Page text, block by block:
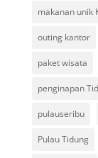
makanan unik
outing kantor
paket wisata
penginapan
pulauseribu
Pulau Tidung